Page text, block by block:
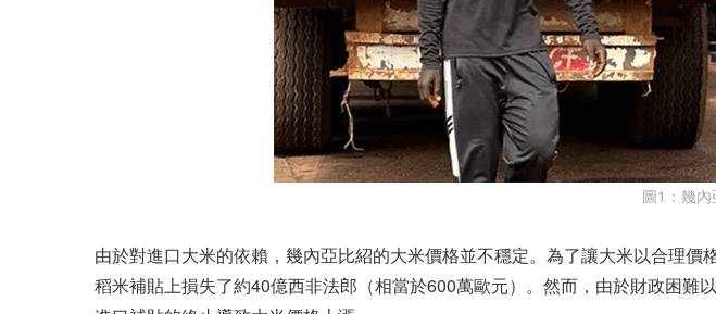
圖1：幾
由於對進口大米的依賴，幾內亞比紹的大米價格並不穩定。為了讓大米以合理價
稻米補貼上損失了約40億西非法郎（相當於600萬歐元）。然而，由於財政困難